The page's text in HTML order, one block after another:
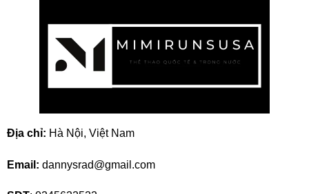
Địa chỉ: Hà Nội, Việt Nam
Email: dannysrad@gmail.com